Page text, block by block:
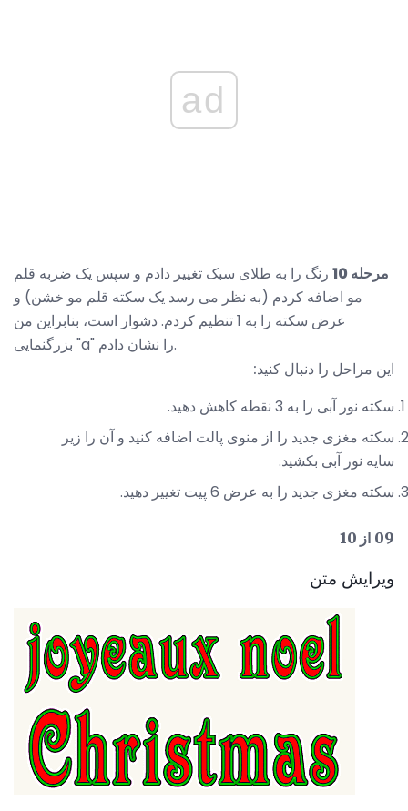
ad
مرحله 10
رنگ را به طلای سبک تغییر دادم و سپس یک ضربه قلم
مو اضافه کردم (به نظر می رسد یک سکته قلم مو خشن) و
عرض سکته را به 1 تنظیم کردم. دشوار است، بنابراین من
بزرگنمایی "a" را نشان دادم.
این مراحل را دنبال کنید:
سکته نور آبی را به 3 نقطه کاهش دهید.
سکته مغزی جدید را از منوی پالت اضافه کنید و آن را زیر
سایه نور آبی بکشید.
سکته مغزی جدید را به عرض 6 پیت تغییر دهید.
09 از 10
ویرایش متن